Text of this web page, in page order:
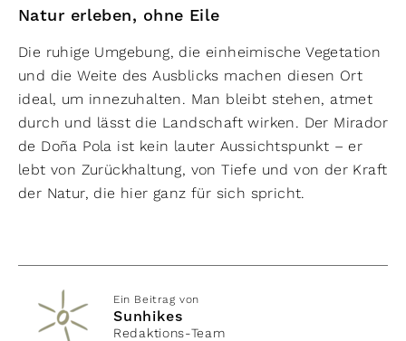
Natur erleben, ohne Eile
Die ruhige Umgebung, die einheimische Vegetation
und die Weite des Ausblicks machen diesen Ort
ideal, um innezuhalten. Man bleibt stehen, atmet
durch und lässt die Landschaft wirken. Der Mirador
de Doña Pola ist kein lauter Aussichtspunkt – er
lebt von Zurückhaltung, von Tiefe und von der Kraft
der Natur, die hier ganz für sich spricht.
Ein Beitrag von
Sunhikes
Redaktions-Team